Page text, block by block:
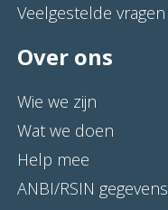
Veelgestelde vragen
Over ons
Wie we zijn
Wat we doen
Help mee
ANBI/RSIN gegevens